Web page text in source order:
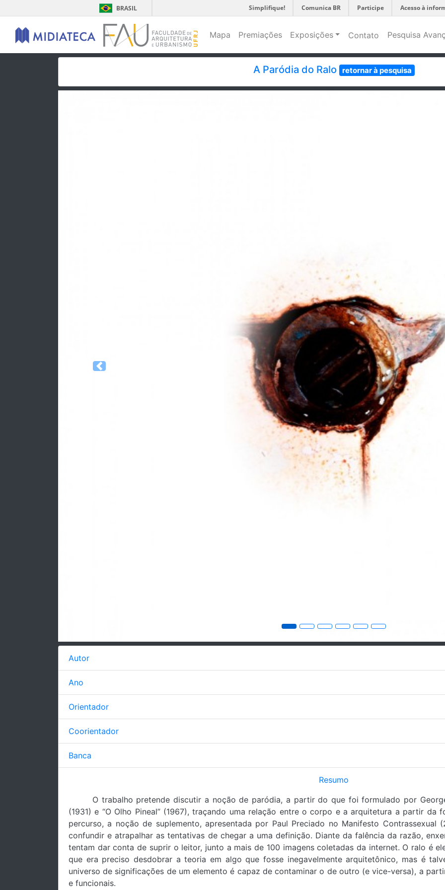
BRASIL Simplifique! Comunica BR Participe Acesso à
Mapa Premiações Exposições Contato Pesquisa
A Paródia do Ralo retornar à pesquisa
Previous
Autor
Ano
Orientador
Coorientador
Banca
Resumo
O trabalho pretende discutir a noção de paródia, a partir do que foi formulado por
(1931) e “O Olho Pineal” (1967), traçando uma relação entre o corpo e a arquitetura a partir da
percurso, a noção de suplemento, apresentada por Paul Preciado no Manifesto Contrassexual
confundir e atrapalhar as tentativas de chegar a uma definição. Diante da falência da razão,
tentam dar conta de suprir o leitor, junto a mais de 100 imagens coletadas da internet. O ralo é
que era preciso desdobrar a teoria em algo que fosse inegavelmente arquitetônico, mas é
universo de significações de um elemento é capaz de contaminar o de outro (e vice-versa), a
e funcionais.